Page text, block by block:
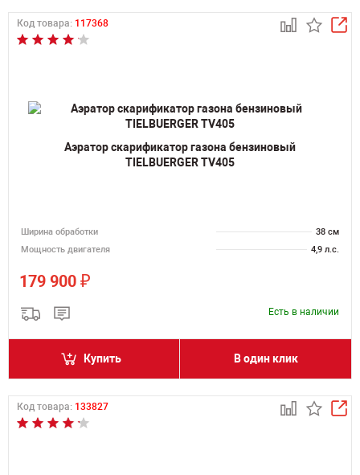
Код товара: 117368
Аэратор скарификатор газона бензиновый
TIELBUERGER TV405
Ширина обработки
38 см
Мощность двигателя
4,9 л.с.
179 900 ₽
Есть в наличии
Купить В один клик
Код товара: 133827